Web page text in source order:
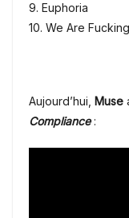
9. Euphoria
10. We Are
Aujourd’hui, Muse
Compliance: